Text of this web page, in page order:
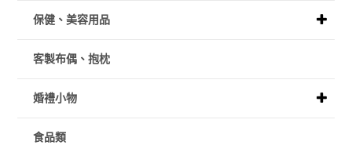
保健、美容用品
客製布偶、抱枕
婚禮小物
食品類